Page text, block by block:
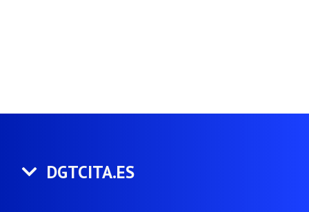
DGTCITA.ES